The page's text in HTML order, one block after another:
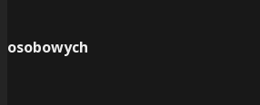
Ochrona
osobowych